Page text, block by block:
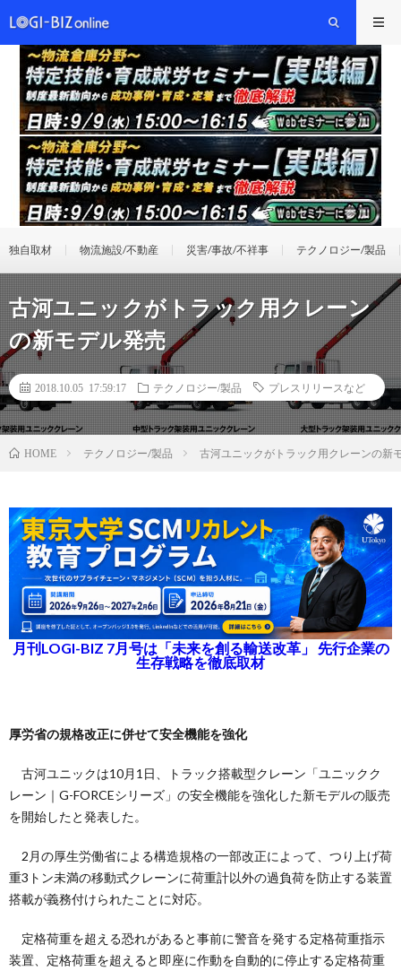
独自取材 物流施設/不動産 災害/事故/不祥事 テクノロジー/製品
古河ユニックがトラック用クレーン
の新モデル発売
2018.10.05 17:59:17 テクノロジー/製品 プレスリリースなど
HOME テクノロジー/製品 古河ユニックがトラック用クレーンの新
月刊LOGI-BIZ 7月号は「未来を創る輸送改革」 先行企業の
生存戦略を徹底取材
厚労省の規格改正に併せて安全機能を強化
古河ユニックは10月1日、トラック搭載型クレーン「ユニックク
レーン｜G-FORCEシリーズ」の安全機能を強化した新モデルの販売
を開始したと発表した。
2月の厚生労働省による構造規格の一部改正によって、つり上げ荷
重3トン未満の移動式クレーンに荷重計以外の過負荷を防止する装置
搭載が義務付けられたことに対応。
定格荷重を超える恐れがあると事前に警音を発する定格荷重指示
装置、定格荷重を超えると即座に作動を自動的に停止する定格荷重